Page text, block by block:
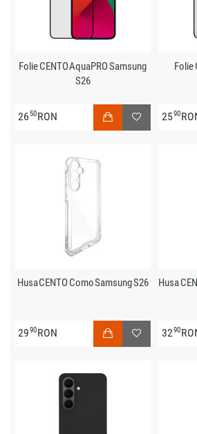
Folie CENTO AquaPRO Samsung
S26
26 50RON
Folie
2590
Husa CENTO Como Samsung S26
2990RON
Husa
3290